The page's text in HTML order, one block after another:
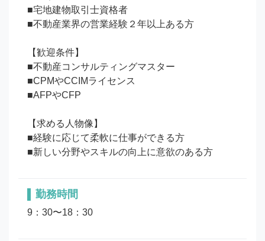
■宅地建物取引士資格者
■不動産業界の営業経験２年以上ある方
【歓迎条件】
■不動産コンサルティングマスター
■CPMやCCIMライセンス
■AFPやCFP
【求める人物像】
■経験に応じて柔軟に仕事ができる方
勤務時間
9：30〜18：30